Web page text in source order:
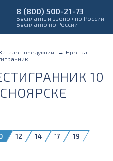
8 (800) 500-21-73
Бесплатный звонок по России
Бесплатно по России
Каталог продукции
Бронза
10
12 14 17
19